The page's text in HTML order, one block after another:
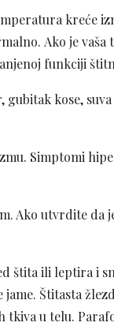
kreće
Ako je vaša
funkciji
kose,
Simptomi
Ako utvrdite da
štita ili leptira i
Štitasta
tkiva u telu.